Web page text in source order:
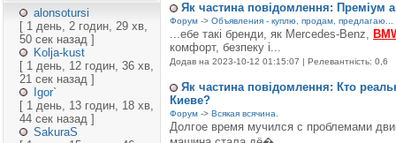
alonsotursi
[ 1 день, 2 годин, 29 хв,
50 сек назад ]
Kolja-kust
[ 1 день, 12 годин, 36 хв,
21 сек назад ]
Igor`
[ 1 день, 13 годин, 18 хв,
44 сек назад ]
SakuraS
Як частина повідомлення: Преміум
Форум -> Объявления - куплю, продам, предлагаю...
...ебе такі бренди, як Mercedes-Benz,
комфорт, безпеку і...
Додав на 2023-10-12 01:15:07 | Релевантність: 0,6
Як частина повідомлення: Кто
Киеве?
Форум -> Всякая всячина.
Долгое время мучился с проблемами